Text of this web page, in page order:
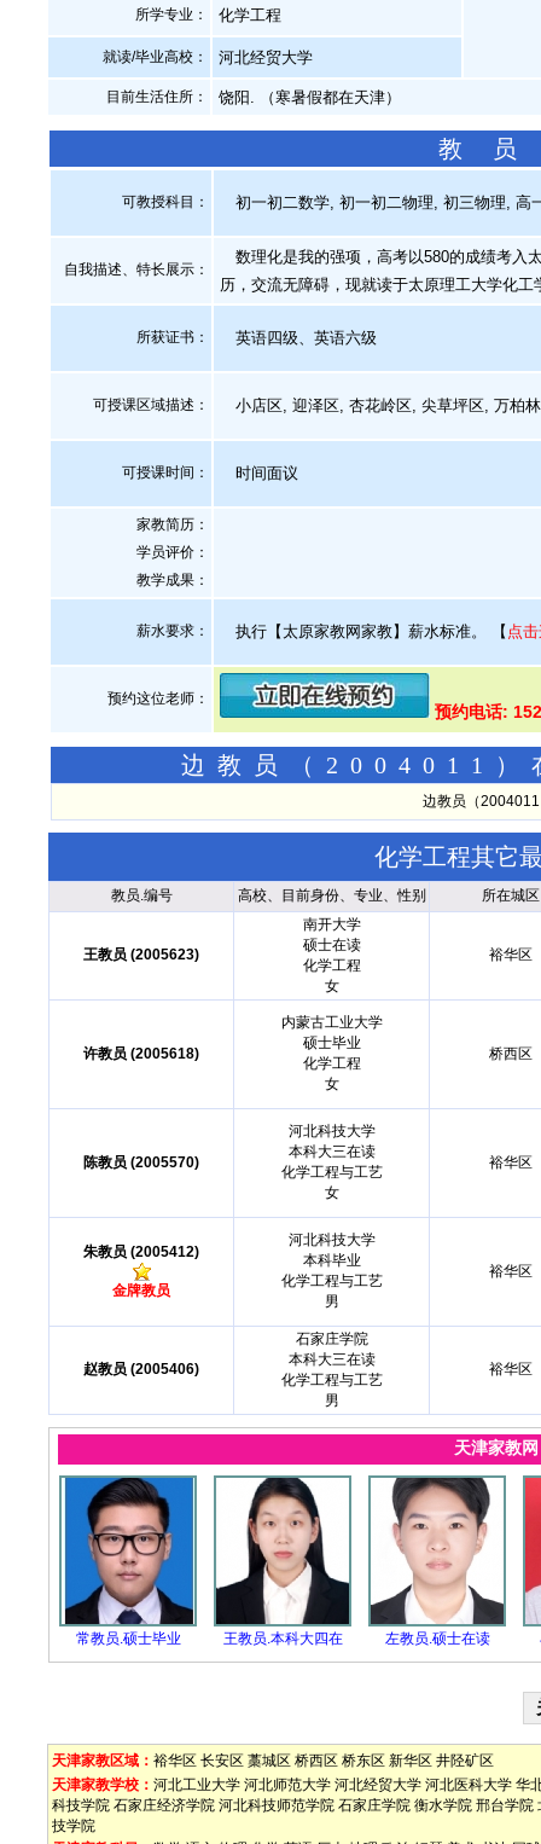
所学专业： 化学工程
就读/毕业高校： 河北经贸大学
目前生活住所： 饶阳. （寒暑假都在天津）
教 员
可教授科目： 初一初二数学, 初一初二物理, 初三物理, 高
自我描述、特长展示 ：
数理化是我的强项，高考以580的成绩考入
历，交流无障碍，现就读于太原理工大学化工
所获证书 ： 英语四级、英语六级
可授课区域描述： 小店区, 迎泽区, 杏花岭区, 尖草坪区, 万柏
可授课时间： 时间面议
家教简历：
学员评价：
教学成果：
薪水要求： 执行【太原家教网家教】薪水标准。 【 点
预约这位老师：
预约电话:
边教员（2004011）
边教员（
化学工程其它
教员.编号 高校、目前身份、专业、性别 所在城区
王教员 (2005623)
南开大学
硕士在读
化学工程
女
裕华区
许教员 (2005618)
内蒙古工业大学
硕士毕业
化学工程
女
桥西区
陈教员 (2005570)
河北科技大学
本科大三在读
化学工程与工艺
女
裕华区
朱教员 (2005412)
金牌教员
河北科技大学
本科毕业
化学工程与工艺
男
裕华区
赵教员 (2005406)
石家庄学院
本科大三在读
化学工程与工艺
男
裕华区
天津家教
常教员.硕士毕业 王教员.本科大四在 左教员.硕士在读
天津家教区域： 裕华区 长安区 藁城区 桥西区 桥东区 新华区 井陉矿区
天津家教学校： 河北工业大学 河北师范大学 河北经贸大学 河北医科大学 华
科技学院 石家庄经济学院 河北科技师范学院 石家庄学院 衡水学院 邢台学院
技学院